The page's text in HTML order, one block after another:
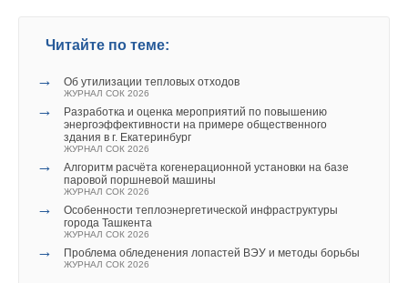
Читайте по теме:
→ Об утилизации тепловых отходов
ЖУРНАЛ СОК 2026
→
Разработка и оценка мероприятий по повышению
энергоэффективности на примере общественного
здания в г. Екатеринбург
ЖУРНАЛ СОК 2026
→
Алгоритм расчёта когенерационной установки на базе
паровой поршневой машины
ЖУРНАЛ СОК 2026
→
Особенности теплоэнергетической инфраструктуры
города Ташкента
ЖУРНАЛ СОК 2026
→ Проблема обледенения лопастей ВЭУ и методы борьбы
ЖУРНАЛ СОК 2026
естественные в экономичных режимах и как
воздухообмена или уменьшении естественной тяги ниже
минимальной величины.
«Отдельная» специальность
Интегрированные инженерные системы значительно
упрощают и облегчают ведение домашнего хозяйства, но
сами простыми не являются. И дело не столько в высокой
сложности составляющих элементов, сколько в
необходимости их гармоничного сочетания, возможного
только при целостном понимании всех происходящих в